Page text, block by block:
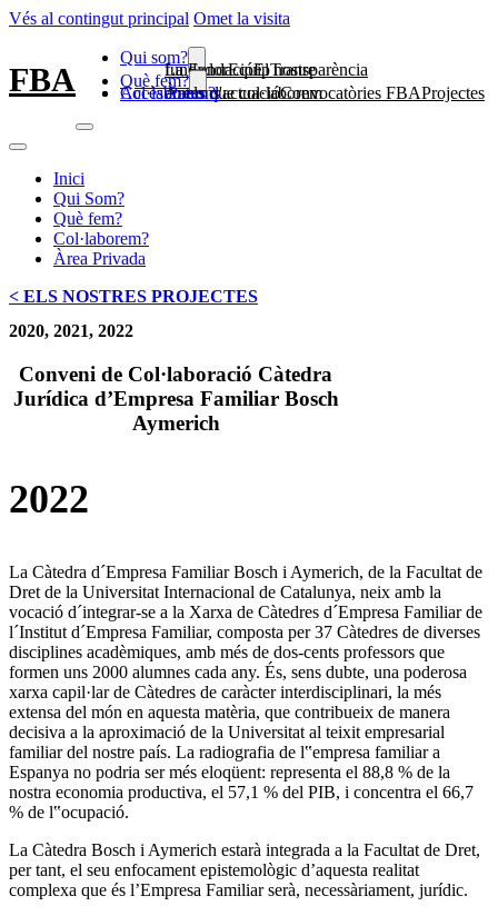
Vés al contingut principal Omet la visita
FBA
Qui som?
La Fundació
El nostre fundadorEquipTransparència
Què fem?
Àrees d'actuacióConvocatòries FBA
Projectes en els que col·laborem
Col·laborem?
Accès Patrons
Inici
Qui Som?
Què fem?
Col·laborem?
Àrea Privada
< ELS NOSTRES PROJECTES
2020, 2021, 2022
Conveni de Col·laboració Càtedra
Jurídica d’Empresa Familiar Bosch
Aymerich
2022
La Càtedra d´Empresa Familiar Bosch i Aymerich, de la Facultat de
Dret de la Universitat Internacional de Catalunya, neix amb la
vocació d´integrar-se a la Xarxa de Càtedres d´Empresa Familiar de
l´Institut d´Empresa Familiar, composta per 37 Càtedres de diverses
disciplines acadèmiques, amb més de dos-cents professors que
formen uns 2000 alumnes cada any. És, sens dubte, una poderosa
xarxa capil·lar de Càtedres de caràcter interdisciplinari, la més
extensa del món en aquesta matèria, que contribueix de manera
decisiva a la aproximació de la Universitat al teixit empresarial
familiar del nostre país. La radiografia de l‟empresa familiar a
Espanya no podria ser més eloqüent: representa el 88,8 % de la
nostra economia productiva, el 57,1 % del PIB, i concentra el 66,7
% de l‟ocupació.
La Càtedra Bosch i Aymerich estarà integrada a la Facultat de Dret,
per tant, el seu enfocament epistemològic d’aquesta realitat
complexa que és l’Empresa Familiar serà, necessàriament, jurídic.